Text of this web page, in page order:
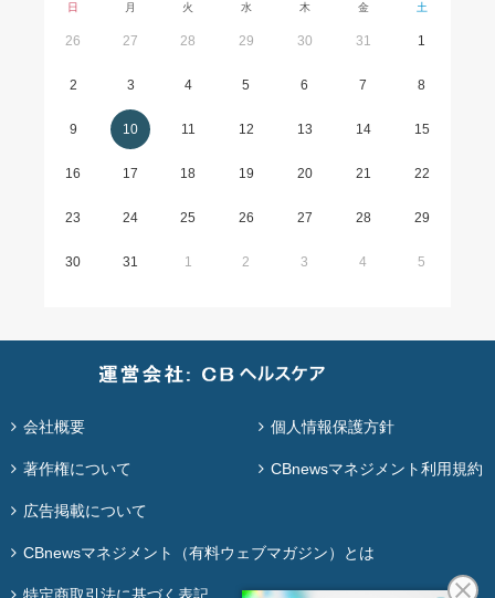
日 月 火 水 木 金 土
26 27 28 29 30 31 1
2 3 4 5 6 7 8
9 10 11 12 13 14 15
16 17 18 19 20 21 22
23 24 25 26 27 28 29
30 31 1 2 3 4 5
会社概要 個人情報保護方針
著作権について CBnewsマネジメント利用規約
広告掲載について
CBnewsマネジメント（有料ウェブマガジン）とは